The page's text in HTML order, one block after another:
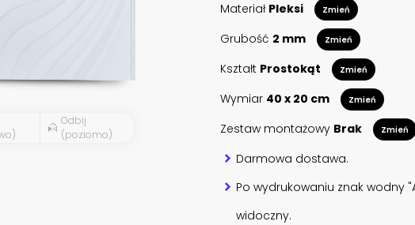
Odbij
(poziomo)
Materiał Pleksi Zmień
Grubość 2 mm Zmień
Kształt Prostokąt Zmień
Wymiar 40 x 20 cm Zmień
Zestaw montażowy Brak Zmień
Darmowa dostawa.
Po wydrukowaniu znak wodny
widoczny.